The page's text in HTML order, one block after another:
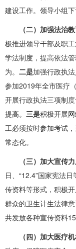
建设工作。领导小组
（二）加强法治
极推进领导干部及职
学法制度，提高依法
为。 二是加强行政执
参加2019年全市医疗
开展行政执法三项制
提高。 三是积极开展
工必须按时参加考试
常态化。
（三）加大宣传力
日、“12.4”国家宪法
传资料等形式，积极
群众的卫生计生法律
共发放各种宣传资料
（四）加大医疗